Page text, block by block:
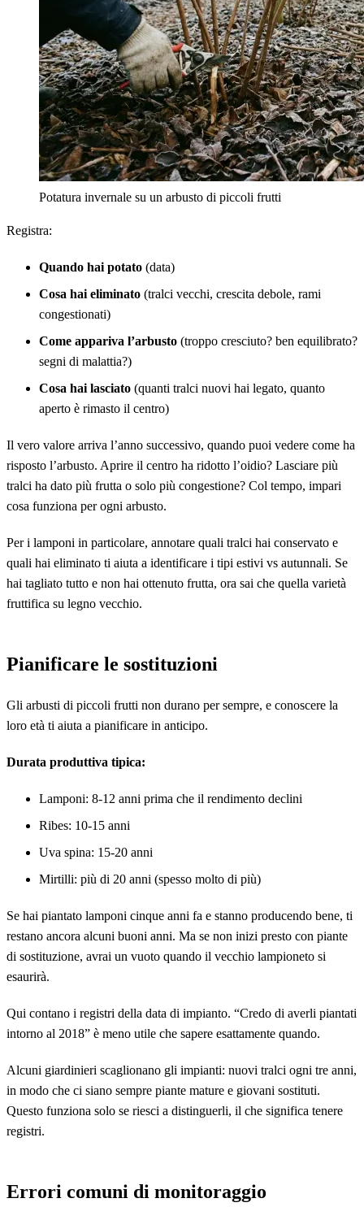
Potatura invernale su un arbusto di piccoli frutti
Registra:
Quando hai potato (data)
Cosa hai eliminato (tralci vecchi, crescita debole, rami
congestionati)
Come appariva l’arbusto (troppo cresciuto? ben equilibrato?
segni di malattia?)
Cosa hai lasciato (quanti tralci nuovi hai legato, quanto
aperto è rimasto il centro)
Il vero valore arriva l’anno successivo, quando puoi vedere come ha
risposto l’arbusto. Aprire il centro ha ridotto l’oidio? Lasciare più
tralci ha dato più frutta o solo più congestione? Col tempo, impari
cosa funziona per ogni arbusto.
Per i lamponi in particolare, annotare quali tralci hai conservato e
quali hai eliminato ti aiuta a identificare i tipi estivi vs autunnali. Se
hai tagliato tutto e non hai ottenuto frutta, ora sai che quella varietà
fruttifica su legno vecchio.
Pianificare le sostituzioni
Gli arbusti di piccoli frutti non durano per sempre, e conoscere la
loro età ti aiuta a pianificare in anticipo.
Durata produttiva tipica:
Lamponi: 8-12 anni prima che il rendimento declini
Ribes: 10-15 anni
Uva spina: 15-20 anni
Mirtilli: più di 20 anni (spesso molto di più)
Se hai piantato lamponi cinque anni fa e stanno producendo bene, ti
restano ancora alcuni buoni anni. Ma se non inizi presto con piante
di sostituzione, avrai un vuoto quando il vecchio lampioneto si
esaurirà.
Qui contano i registri della data di impianto. “Credo di averli piantati
intorno al 2018” è meno utile che sapere esattamente quando.
Alcuni giardinieri scaglionano gli impianti: nuovi tralci ogni tre anni,
in modo che ci siano sempre piante mature e giovani sostituti.
Questo funziona solo se riesci a distinguerli, il che significa tenere
registri.
Errori comuni di monitoraggio